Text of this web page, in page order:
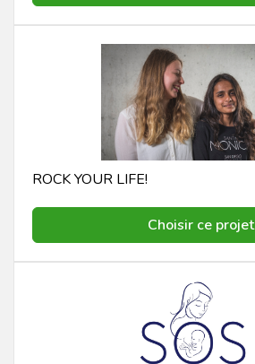
ROCK YOUR LIFE!
Choisir ce projet